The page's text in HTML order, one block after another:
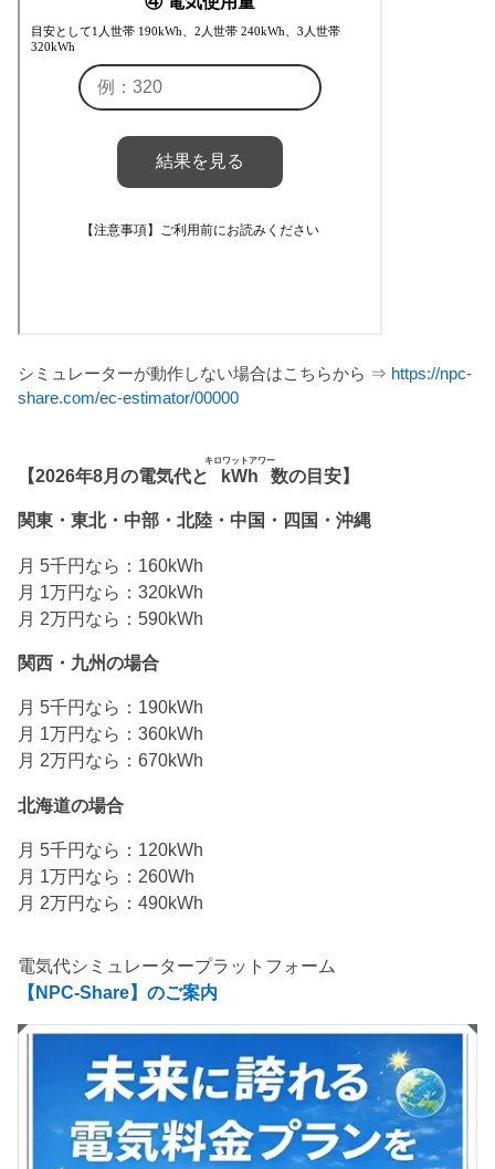
シミュレーターが動作しない場合はこちらから ⇒ https://npc-
share.com/ec-estimator/00000
【2026年8月の電気代と kWh
キロワットアワー
数の目安】
関東・東北・中部・北陸・中国・四国・沖縄
月 5千円なら：160kWh
月 1万円なら：320kWh
月 2万円なら：590kWh
関西・九州の場合
月 5千円なら：190kWh
月 1万円なら：360kWh
月 2万円なら：670kWh
北海道の場合
月 5千円なら：120kWh
月 1万円なら：260Wh
月 2万円なら：490kWh
電気代シミュレータープラットフォーム
【NPC-Share】のご案内